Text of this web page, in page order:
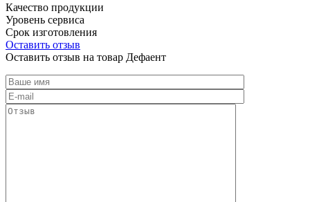
Качество продукции
Уровень сервиса
Срок изготовления
Оставить отзыв
Оставить отзыв на товар Дефаент